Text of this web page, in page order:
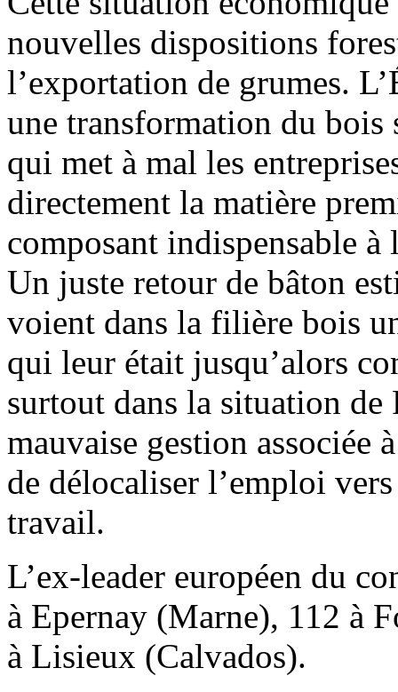
nouvelles dispositions
l’exportation de grumes.
une transformation du bois
qui met à mal les
directement la matière
composant indispensable
Un juste retour de bâton
voient dans la filière bois
qui leur était jusqu’alors
surtout dans la situation
mauvaise gestion associée
de délocaliser l’emploi
travail.
L’ex-leader européen du
à Epernay (Marne), 112 à
à Lisieux (Calvados).